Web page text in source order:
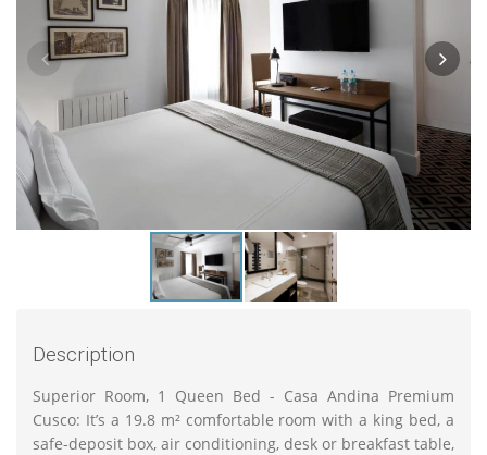
Description
Superior Room, 1 Queen Bed - Casa Andina Premium
Cusco: It’s a 19.8 m² comfortable room with a king bed, a
safe-deposit box, air conditioning, desk or breakfast table,